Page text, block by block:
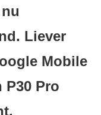
Liever
Mobile
P30 Pro